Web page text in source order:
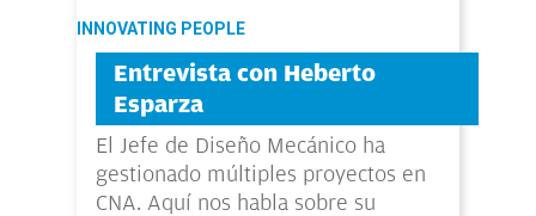
INNOVATING PEOPLE
Entrevista con Heberto
Esparza
El Jefe de Diseño Mecánico ha
gestionado múltiples proyectos en
CNA. Aquí nos habla sobre su